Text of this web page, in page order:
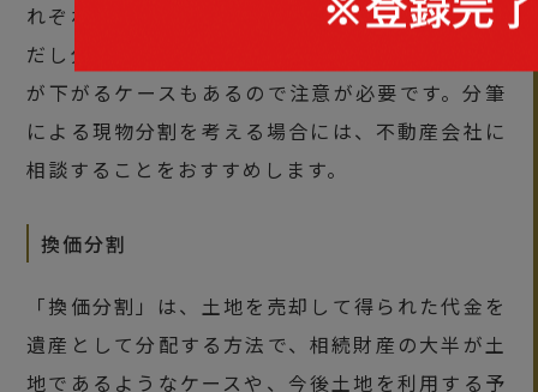
れぞれの土地として登記する方法もあります。た
だし分筆して面積が小さくなることにより、価値
が下がるケースもあるので注意が必要です。分筆
による現物分割を考える場合には、不動産会社に
相談することをおすすめします。
換価分割
「換価分割」は、土地を売却して得られた代金を
遺産として分配する方法で、相続財産の大半が土
地であるようなケースや、今後土地を利用する予